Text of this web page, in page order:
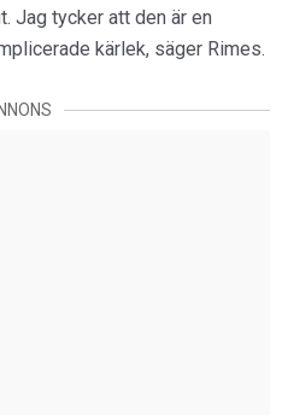
Jag tycker att den är en
kärlek, säger Rimes.